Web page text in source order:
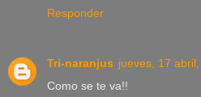
Responder
Tri-naranjus jueves, 17
Como se te va!!